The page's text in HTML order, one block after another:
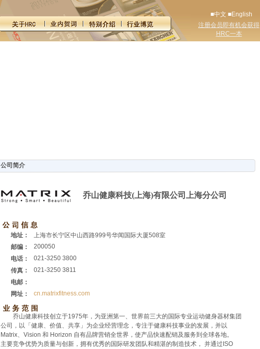
■中文 ■English
注册会员即有机会获得
HRC一本
公司简介
乔山健康科技(上海)有限公司上海分公司
地址：
上海市长宁区中山西路999号华闻国际大厦508室
邮编：
200050
电话：
021-3250 3800
传真：
021-3250 3811
电邮：
网址：
cn.matrixfitness.com
乔山健康科技创立于1975年，为亚洲第一、世界前三大的国际专业运动健身器材集团
公司，以「健康、价值、共享」为企业经营理念，专注于健康科技事业的发展，并以
Matrix、Vision 和 Horizon 自有品牌营销全世界，使产品快速配销及服务到全球各地。
主要竞争优势为质量与创新，拥有优秀的国际研发团队和精湛的制造技术， 并通过ISO